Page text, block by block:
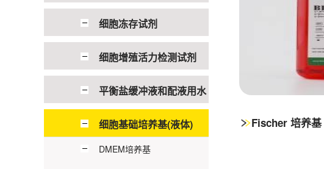
细胞冻存试剂
细胞增殖活力检测试剂
平衡盐缓冲液和配液用水
细胞基础培养基(液体)
DMEM培养基
Fischer 培养基